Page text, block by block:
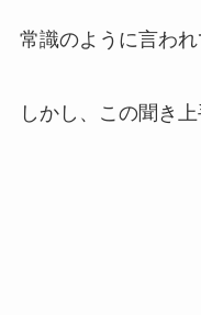
常識のように言われ
しかし、この聞き